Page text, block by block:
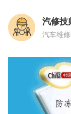
汽修技
汽车维